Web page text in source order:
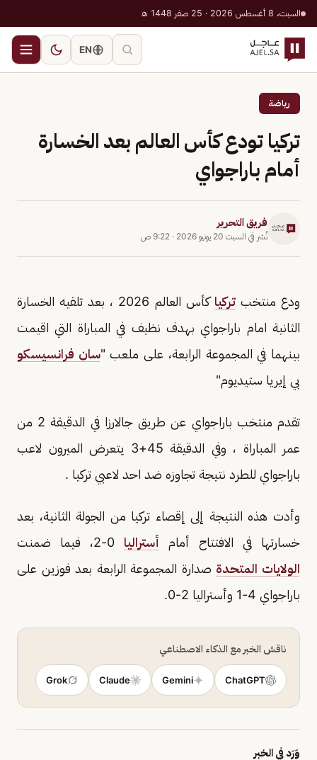
السبت، 8 أغسطس 2026 · 25 صفر 1448 هـ
EN
رياضة
تركيا تودع كأس العالم بعد الخسارة
أمام باراجواي
فريق التحرير
نُشر في السبت 20 يونيو 2026 · 9:22 ص
ودع منتخبتركيا
كأس العالم 2026 ، بعد تلقيه الخسارة
الثانية امام باراجواي بهدف نظيف في المباراة التي اقيمت
بينهما في المجموعة الرابعة، على ملعب "سان فرانسيسكو
بي إيريا ستيديوم"
تقدم منتخب باراجواي عن طريق جالارزا في الدقيقة 2 من
عمر المباراة ، وفي الدقيقة 45+3 يتعرض الميرون لاعب
باراجواي للطرد نتيجة تجاوزه ضد احد لاعبي تركيا .
وأدت هذه النتيجة إلى إقصاء تركيا من الجولة الثانية، بعد
خسارتها في الافتتاح أمام أستراليا
الولايات المتحدة صدارة المجموعة الرابعة بعد فوزين على
باراجواي 4-1 وأستراليا 2-0.
ناقش الخبر مع الذكاء الاصطناعي
ChatGPT
Gemini
Claude
Grok
وَرَد في الخبر